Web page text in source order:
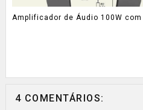
Amplificador de Áudio 100W com
4 COMENTÁRIOS: